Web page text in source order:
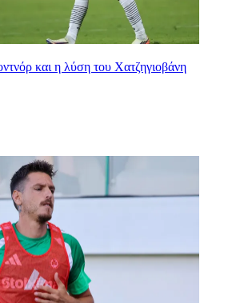
και η λύση του Χατζηγιοβάνη